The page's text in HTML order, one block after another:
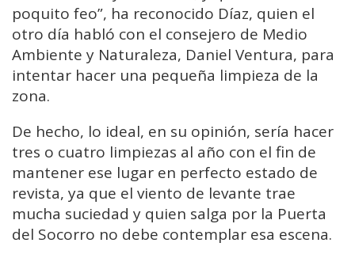
poquito feo”, ha reconocido Díaz, quien el
otro día habló con el consejero de Medio
Ambiente y Naturaleza, Daniel Ventura, para
intentar hacer una pequeña limpieza de la
zona.
De hecho, lo ideal, en su opinión, sería hacer
tres o cuatro limpiezas al año con el fin de
mantener ese lugar en perfecto estado de
revista, ya que el viento de levante trae
mucha suciedad y quien salga por la Puerta
del Socorro no debe contemplar esa escena.